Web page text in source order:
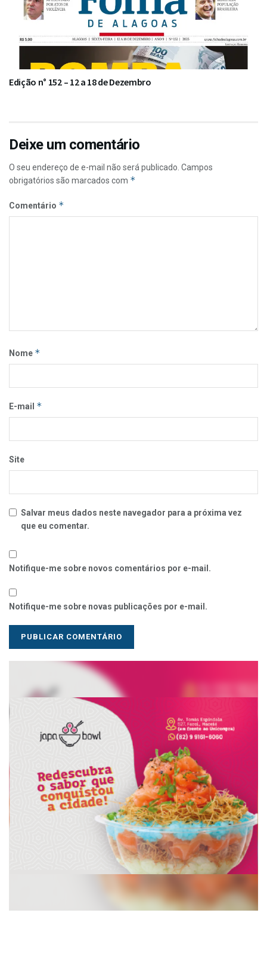
Edição n° 152 – 12 a 18 de Dezembro
Deixe um comentário
O seu endereço de e-mail não será publicado. Campos
obrigatórios são marcados com *
Comentário *
Nome *
E-mail *
Site
Salvar meus dados neste navegador para a próxima vez
que eu comentar.
Notifique-me sobre novos comentários por e-mail.
Notifique-me sobre novas publicações por e-mail.